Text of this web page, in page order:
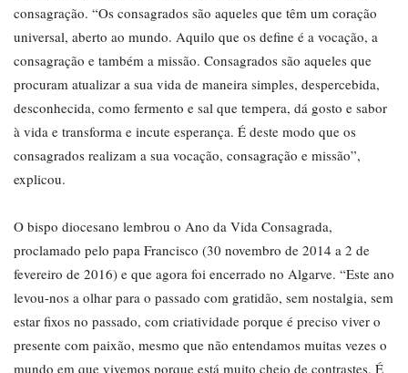
consagração. “Os consagrados são aqueles que têm um coração
universal, aberto ao mundo. Aquilo que os define é a vocação, a
consagração e também a missão. Consagrados são aqueles que
procuram atualizar a sua vida de maneira simples, despercebida,
desconhecida, como fermento e sal que tempera, dá gosto e sabor
à vida e transforma e incute esperança. É deste modo que os
consagrados realizam a sua vocação, consagração e missão”,
explicou.
O bispo diocesano lembrou o Ano da Vida Consagrada,
proclamado pelo papa Francisco (30 novembro de 2014 a 2 de
fevereiro de 2016) e que agora foi encerrado no Algarve. “Este ano
levou-nos a olhar para o passado com gratidão, sem nostalgia, sem
estar fixos no passado, com criatividade porque é preciso viver o
presente com paixão, mesmo que não entendamos muitas vezes o
mundo em que vivemos porque está muito cheio de contrastes. É